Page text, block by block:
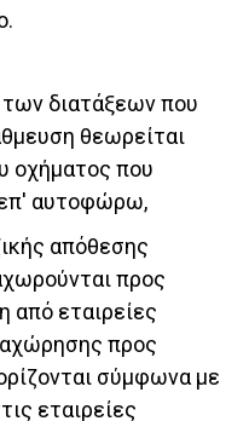
διατάξεων που
θεωρείται
οχήματος που
επ' αυτοφώρω,
απόθεσης
προς
από εταιρείες
προς
σύμφωνα με
εταιρείες